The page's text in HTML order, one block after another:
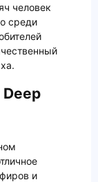
человек
среди
и